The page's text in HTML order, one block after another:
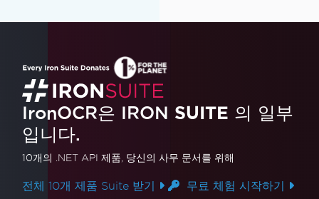
IronOCR은 IRON SUITE 의 일부
입니다.
10개의 .NET API 제품, 당신의 사무 문서를 위해
전체 10개 제품 Suite 받기 무료 체험 시작하기